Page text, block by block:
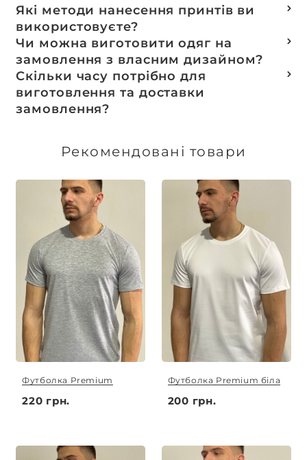
Які методи нанесення принтів ви
використовуєте?
Термотранферний
Шовкотрафаретний
DTF – друк
Машинна вишивка
Чи можна виготовити одяг на
замовлення з власним дизайном?
Так, ми спеціалізуємося на розробці колекцій
та мерчу під ключ, цей процес включає підбір
тканин, розробку лекал, дизай та
завершується пошиттям готового виробу.
Скільки часу потрібно для
виготовлення та доставки
замовлення?
виготовлення індивідуальних замовлень
Рекомендовані товари
Футболка Premium
220 грн.
Футболка Premium біла
200 грн.